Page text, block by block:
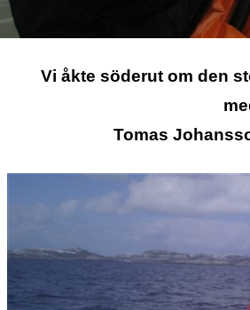
Vi åkte söderut om den
Tomas